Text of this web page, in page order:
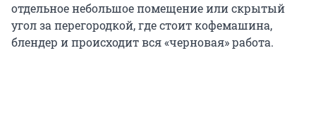
отдельное небольшое помещение или скрытый
угол за перегородкой, где стоит кофемашина,
блендер и происходит вся «черновая» работа.